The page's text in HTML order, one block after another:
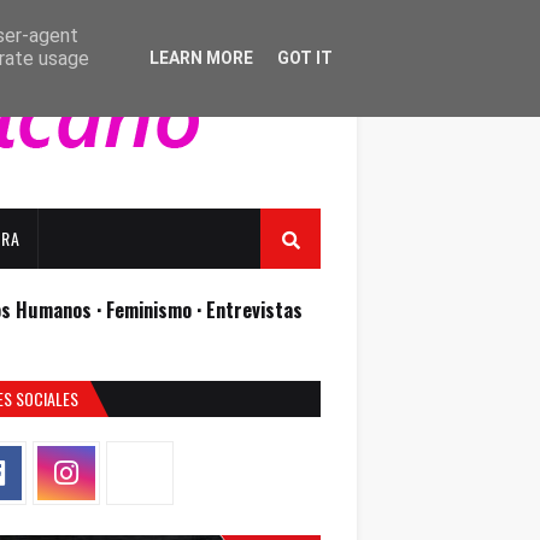
Humanos · Feminismo · Entrevistas
SOCIALES
agent
usage
LEARN MORE GOT IT